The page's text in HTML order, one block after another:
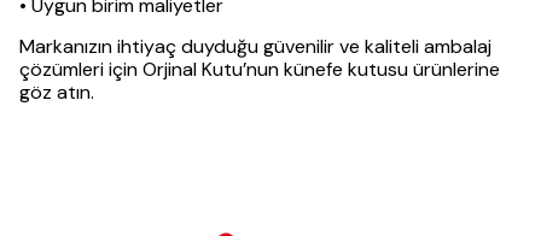
• Uygun birim maliyetler
Markanızın ihtiyaç duyduğu güvenilir ve kaliteli ambalaj
çözümleri için Orjinal Kutu’nun künefe kutusu ürünlerine
göz atın.